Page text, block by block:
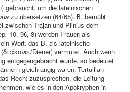
gebraucht, um die lateinischen
zu übersetzen (64/65). B. bemüht
zwischen Trajan und Plinius dem
. 10, 96, 8) werden Frauen als
Wort, das B. als lateinische
(διάκονοι/Diener) vermutet. Auch wenn
entgegengebracht wurde, so bedeutet
gleichrangig waren. Tertullian
Recht zuzusprechen, die Leitung
wie es in den Apokryphen in